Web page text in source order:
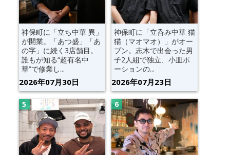
神保町に「立ち中華 異」
が開業。「あつ盛」「あ
の字」に続く3店舗目。
誰もが知る“超有名中
華”で修業し...
2026年07月30日
神保町に「立呑み中華 猫
猫（マオマオ）」がオー
プン。志木で出会った男
子2人組で独立、小皿ポ
ーションの...
2026年07月23日